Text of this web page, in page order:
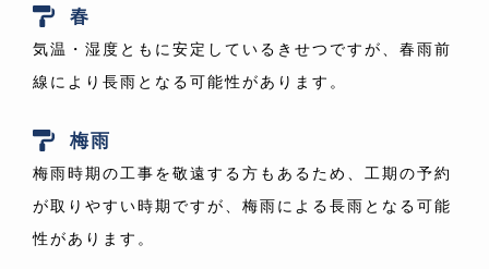
春
気温・湿度ともに安定しているきせつですが、春雨前
線により長雨となる可能性があります。
梅雨
梅雨時期の工事を敬遠する方もあるため、工期の予約
が取りやすい時期ですが、梅雨による長雨となる可能
性があります。